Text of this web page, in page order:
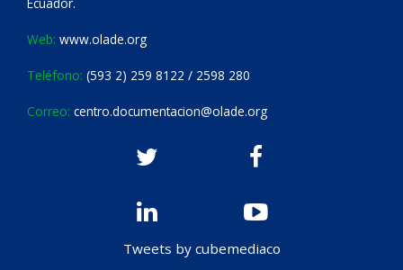
Ecuador.
Web: www.olade.org
Teléfono: (593 2) 259 8122 / 2598 280
Correo: centro.documentacion@olade.org
Tweets by cubemediaco